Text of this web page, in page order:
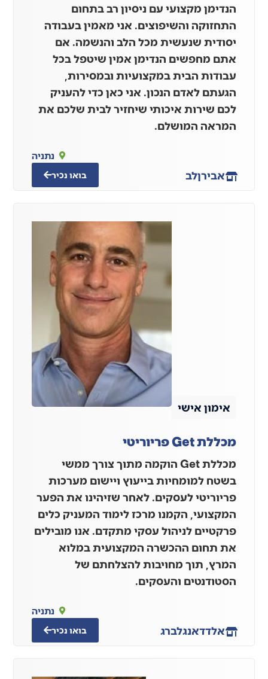
הנדימן מקצועי עם ניסיון רב בתחום
התחזוקה והשיפוצים. אני מאמין בעבודה
יסודית שנעשית מכל הלב והנשמה. אם
אתם מחפשים הנדימן אמין שיטפל בכל
עבודות הבית במקצועיות ובמסירות,
הגעתם לאדם הנכון. אני כאן כדי להעניק
לכם שירות איכותי שיחזיר לבית שלכם את
המראה המושלם.
אבירןלב
נתניה
בואו נכיר
אימון אישי
מכללת Get פריוריטי
מכללת Get הוקמה מתוך צורך ממשי
בשטח למומחיות בייעוץ ויישום מערכות
פריוריטי לעסקים. לאחר שזיהינו את הפער
המקצועי, הקמנו מרכז לימוד המעניק כלים
פרקטיים לניהול עסקי מתקדם. אנו מובילים
את תחום ההכשרה המקצועית במלוא
המרץ, תוך מחויבות להצלחתם של
הסטודנטים והעסקים.
אלדדאנגלברג
נתניה
בואו נכיר